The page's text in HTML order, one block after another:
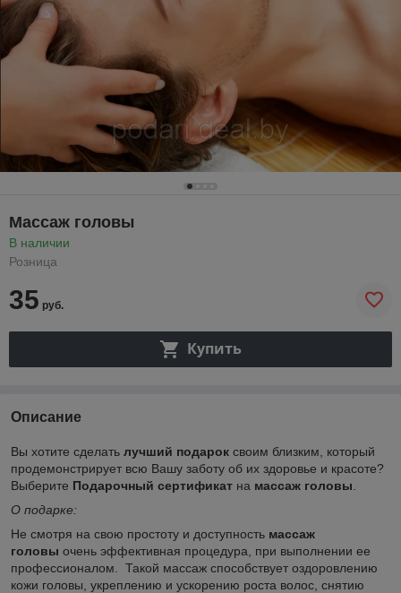
Массаж головы
В наличии
Розница
35 руб.
Купить
Описание
Вы хотите сделать лучший подарок своим близким, который
продемонстрирует всю Вашу заботу об их здоровье и красоте?
Выберите Подарочный сертификат на массаж головы
О подарке:
Не смотря на свою простоту и доступность массаж
головы очень эффективная процедура, при выполнении ее
профессионалом. Такой массаж способствует оздоровлению
кожи головы, укреплению и ускорению роста волос, снятию